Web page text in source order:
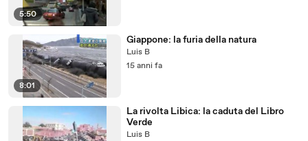
5:50
8:01
Giappone: la furia della natura
Luis B
15 anni fa
La rivolta Libica: la caduta del Libro
Verde
Luis B